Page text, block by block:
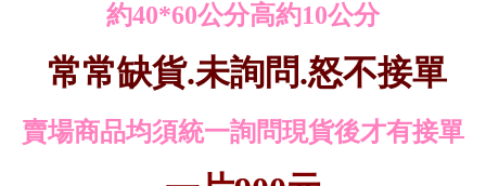
約40*60公分高約10公分
常常缺貨.未詢問.怒不接單
賣場商品均須統一詢問現貨後才有接單